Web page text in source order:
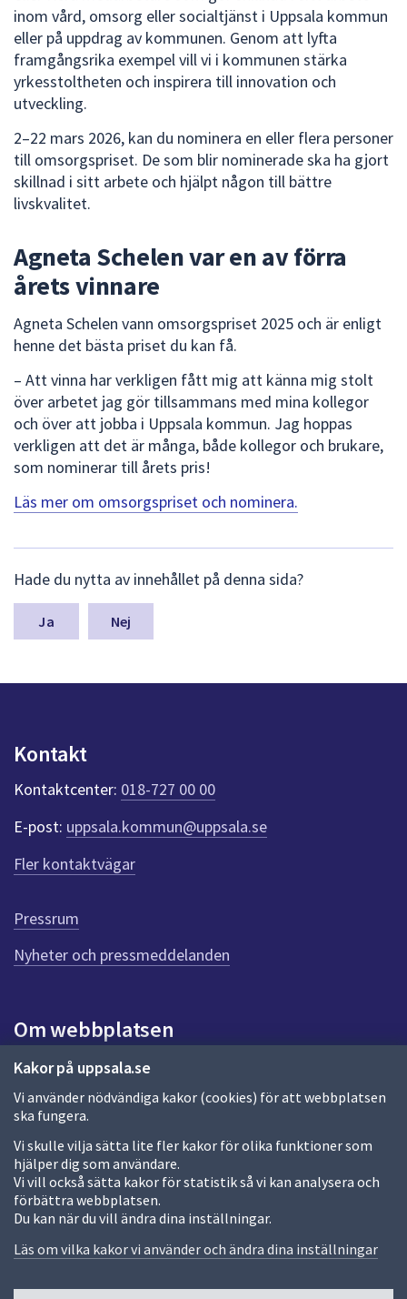
välja
något
av
dem.
Kakor på uppsala.se
Vi använder nödvändiga kakor (cookies) för att webbplatsen
ska fungera.
Vi skulle vilja sätta lite fler kakor för olika funktioner som
hjälper dig som användare.
Vi vill också sätta kakor för statistik så vi kan analysera och
förbättra webbplatsen.
Du kan när du vill ändra dina inställningar.
Läs om vilka kakor vi använder och ändra dina inställningar
inom vård, omsorg eller socialtjänst i Uppsala kommun
eller på uppdrag av kommunen. Genom att lyfta
framgångsrika exempel vill vi i kommunen stärka
yrkesstoltheten och inspirera till innovation och
utveckling.
2–22 mars 2026, kan du nominera en eller flera personer
till omsorgspriset. De som blir nominerade ska ha gjort
skillnad i sitt arbete och hjälpt någon till bättre
livskvalitet.
Agneta Schelen var en av förra
årets vinnare
Agneta Schelen vann omsorgspriset 2025 och är enligt
henne det bästa priset du kan få.
– Att vinna har verkligen fått mig att känna mig stolt
över arbetet jag gör tillsammans med mina kollegor
och över att jobba i Uppsala kommun. Jag hoppas
verkligen att det är många, både kollegor och brukare,
som nominerar till årets pris!
Läs mer om omsorgspriset och nominera.
ä
m
a
y
n
t
r
ö
e
n
n
i
d
a
Hade du nytta av innehållet på denna sida?
Nej
Kontakt
Kontaktcenter: 018-727 00 00
E-post: uppsala.kommun@uppsala.se
Fler kontaktvägar
Pressrum
Nyheter och pressmeddelanden
Om webbplatsen
Om webbplatsen
Allmänna handlingar och diarium
Behandling av personuppgifter
Kakor
Språk (other languages)
Tillgänglighetsredogörelse